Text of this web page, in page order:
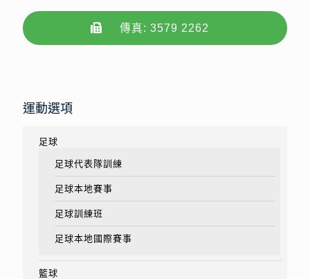
傳真: 3579 2262
運動選項
足球
足球代表隊訓練
足球本地賽事
足球訓練班
足球本地國際賽事
籃球